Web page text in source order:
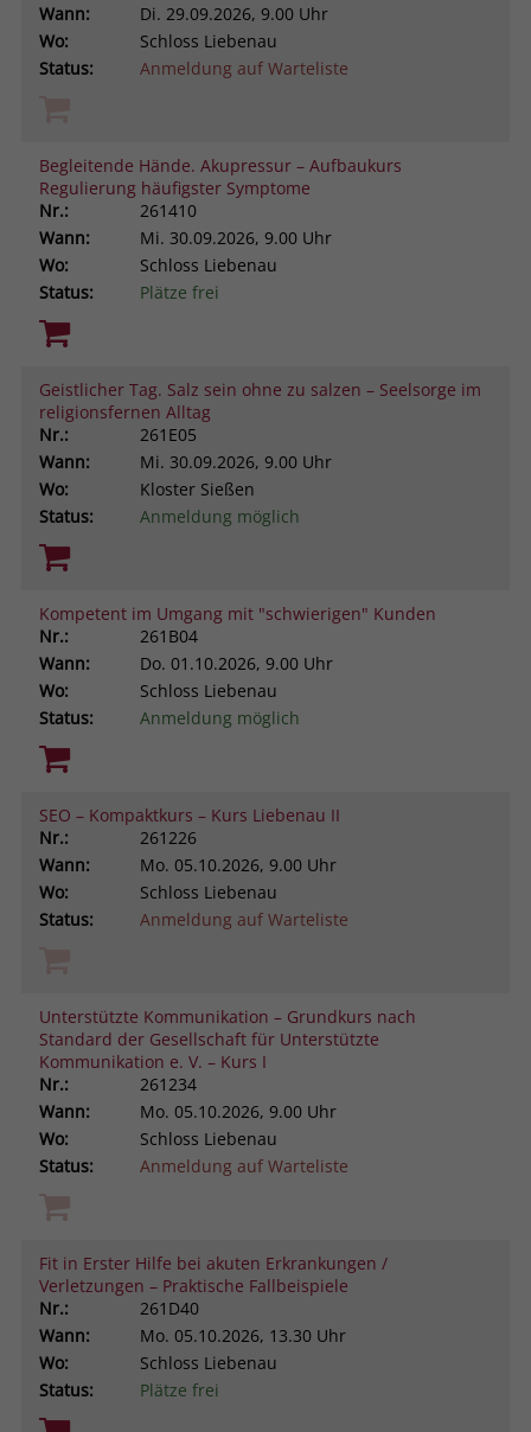
Wann:
Di. 29.09.2026, 9.00 Uhr
Wo:
Schloss Liebenau
Status:
Anmeldung auf Warteliste
Begleitende Hände. Akupressur – Aufbaukurs
Regulierung häufigster Symptome
Nr.:
261410
Wann:
Mi. 30.09.2026, 9.00 Uhr
Wo:
Schloss Liebenau
Status:
Plätze frei
Geistlicher Tag. Salz sein ohne zu salzen – Seelsorge im
religionsfernen Alltag
Nr.:
261E05
Wann:
Mi. 30.09.2026, 9.00 Uhr
Wo:
Kloster Sießen
Status:
Anmeldung möglich
Kompetent im Umgang mit "schwierigen" Kunden
Nr.:
261B04
Wann:
Do. 01.10.2026, 9.00 Uhr
Wo:
Schloss Liebenau
Status:
Anmeldung möglich
SEO – Kompaktkurs – Kurs Liebenau II
Nr.:
261226
Wann:
Mo. 05.10.2026, 9.00 Uhr
Wo:
Schloss Liebenau
Status:
Anmeldung auf Warteliste
Unterstützte Kommunikation – Grundkurs nach
Standard der Gesellschaft für Unterstützte
Kommunikation e. V. – Kurs I
Nr.:
261234
Wann:
Mo. 05.10.2026, 9.00 Uhr
Wo:
Schloss Liebenau
Status:
Anmeldung auf Warteliste
Fit in Erster Hilfe bei akuten Erkrankungen /
Verletzungen – Praktische Fallbeispiele
Nr.:
261D40
Wann:
Mo. 05.10.2026, 13.30 Uhr
Wo:
Schloss Liebenau
Status:
Plätze frei